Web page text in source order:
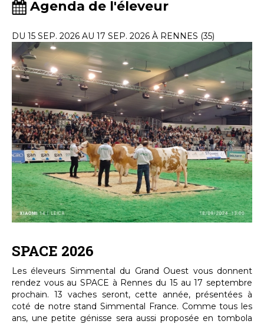
Agenda de l'éleveur
DU 15 SEP. 2026 AU 17 SEP. 2026 À RENNES (35)
SPACE 2026
Les éleveurs Simmental du Grand Ouest vous donnent
rendez vous au SPACE à Rennes du 15 au 17 septembre
prochain. 13 vaches seront, cette année, présentées à
coté de notre stand Simmental France. Comme tous les
ans, une petite génisse sera aussi proposée en tombola